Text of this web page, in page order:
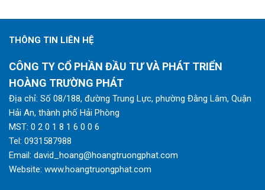
THÔNG TIN LIÊN HỆ
CÔNG TY CỔ PHẦN ĐẦU TƯ VÀ PHÁT TRIỂN
HOÀNG TRƯỜNG PHÁT
Địa chỉ: Số 08/188, đường Trung Lực, phường Đằng Lâm, Quận
Hải An, thành phố Hải Phòng
MST: 0 2 0 1 8 1 6 0 0 6
Tel: 0931587988
Email: david_hoang@hoangtruongphat.com
Website: www.hoangtruongphat.com